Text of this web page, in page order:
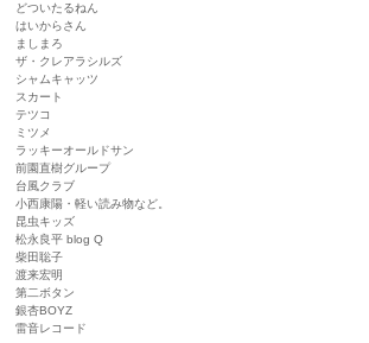
どついたるねん
はいからさん
ましまろ
ザ・クレアラシルズ
シャムキャッツ
スカート
テツコ
ミツメ
ラッキーオールドサン
前園直樹グループ
台風クラブ
小西康陽・軽い読み物など。
昆虫キッズ
松永良平 blog Q
柴田聡子
渡来宏明
第二ボタン
銀杏BOYZ
雷音レコード